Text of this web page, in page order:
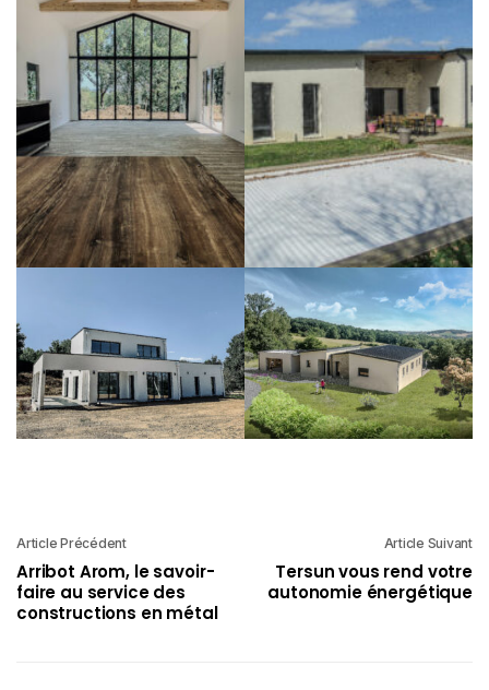
Article Précédent
Arribot Arom, le savoir-
faire au service des
constructions en métal
Article Suivant
Tersun vous rend votre
autonomie énergétique